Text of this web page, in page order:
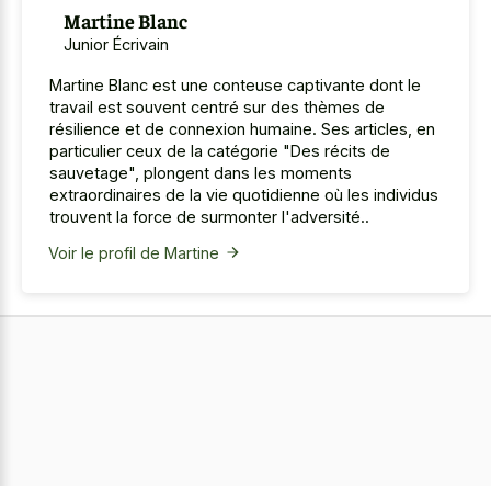
Martine Blanc
Junior Écrivain
Martine Blanc est une conteuse captivante dont le
travail est souvent centré sur des thèmes de
résilience et de connexion humaine. Ses articles, en
particulier ceux de la catégorie "Des récits de
sauvetage", plongent dans les moments
extraordinaires de la vie quotidienne où les individus
trouvent la force de surmonter l'adversité..
Voir le profil de Martine